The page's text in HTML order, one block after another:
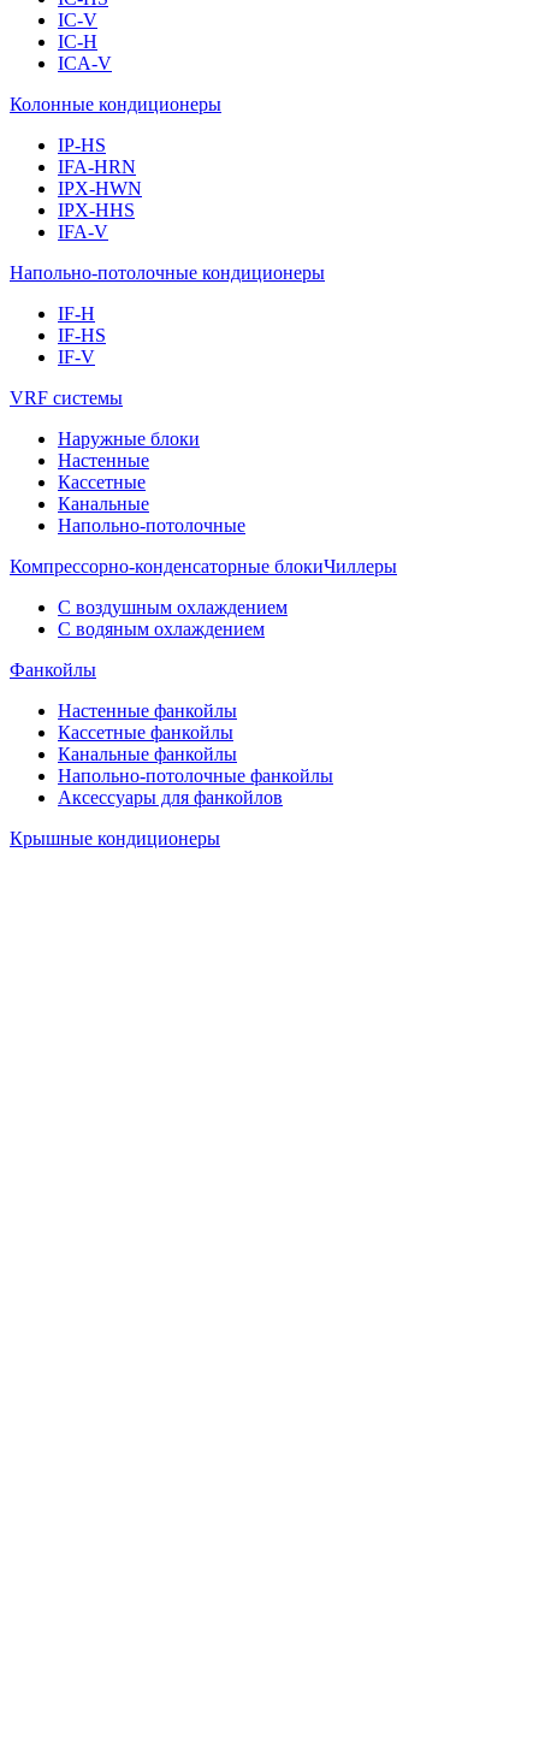
IC-V
IC-H
ICA-V
Колонные кондиционеры
IP-HS
IFA-HRN
IPX-HWN
IPX-HHS
IFA-V
Напольно-потолочные кондиционеры
IF-H
IF-HS
IF-V
VRF системы
Наружные блоки
Настенные
Кассетные
Канальные
Напольно-потолочные
Компрессорно-конденсаторные блокиЧиллеры
С воздушным охлаждением
С водяным охлаждением
Фанкойлы
Настенные фанкойлы
Кассетные фанкойлы
Канальные фанкойлы
Напольно-потолочные фанкойлы
Аксессуары для фанкойлов
Крышные кондиционеры